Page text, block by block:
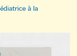
à la